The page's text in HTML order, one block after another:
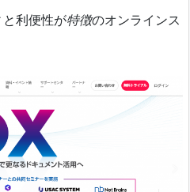
利便性が特徴のオンラインス